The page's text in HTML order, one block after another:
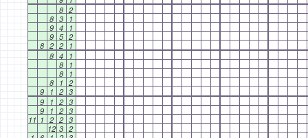
8 2
8 3
1
9 4
1
9 5 2
8 2 2
1
8 4
1
8
1
8
1
8
1 2
9
1 2 3
9
1 2 3
9
1 2 3
11 1 2 2 3
12 3 2